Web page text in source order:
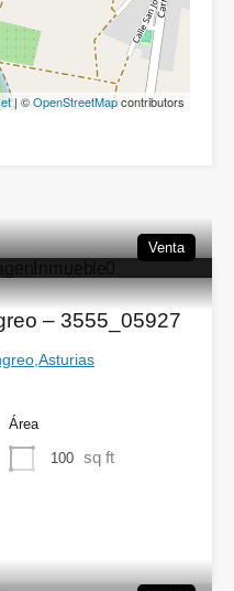
| ©OpenStreetMapcontributors
Venta
– 3555_05927
Área
100 sq ft